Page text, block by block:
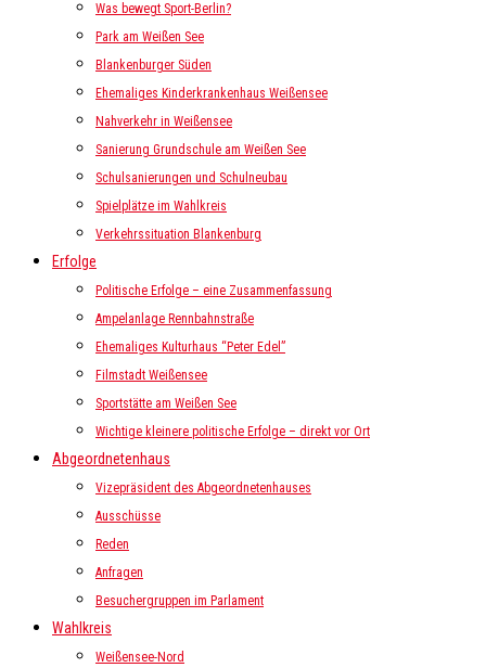
Was bewegt Sport-Berlin?
Park am Weißen See
Blankenburger Süden
Ehemaliges Kinderkrankenhaus Weißensee
Nahverkehr in Weißensee
Sanierung Grundschule am Weißen See
Schulsanierungen und Schulneubau
Spielplätze im Wahlkreis
Verkehrssituation Blankenburg
Erfolge
Politische Erfolge – eine Zusammenfassung
Ampelanlage Rennbahnstraße
Ehemaliges Kulturhaus “Peter Edel”
Filmstadt Weißensee
Sportstätte am Weißen See
Wichtige kleinere politische Erfolge – direkt vor Ort
Abgeordnetenhaus
Vizepräsident des Abgeordnetenhauses
Ausschüsse
Reden
Anfragen
Besuchergruppen im Parlament
Wahlkreis
Weißensee-Nord